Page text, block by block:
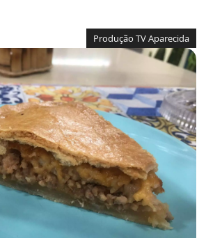
Produção TV Aparecida